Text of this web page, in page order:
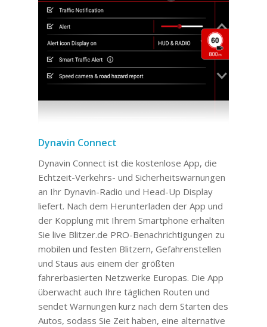
Dynavin Connect
Dynavin Connect ist die kostenlose App, die
Echtzeit-Verkehrs- und Sicherheitswarnungen
an Ihr Dynavin-Radio und Head-Up Display
liefert. Nach dem Herunterladen der App und
der Kopplung mit Ihrem Smartphone erhalten
Sie live Blitzer.de PRO-Benachrichtigungen zu
mobilen und festen Blitzern, Gefahrenstellen
und Staus aus einem der größten
fahrerbasierten Netzwerke Europas. Die App
überwacht auch Ihre täglichen Routen und
sendet Warnungen kurz nach dem Starten des
Autos, sodass Sie Zeit haben, eine alternative